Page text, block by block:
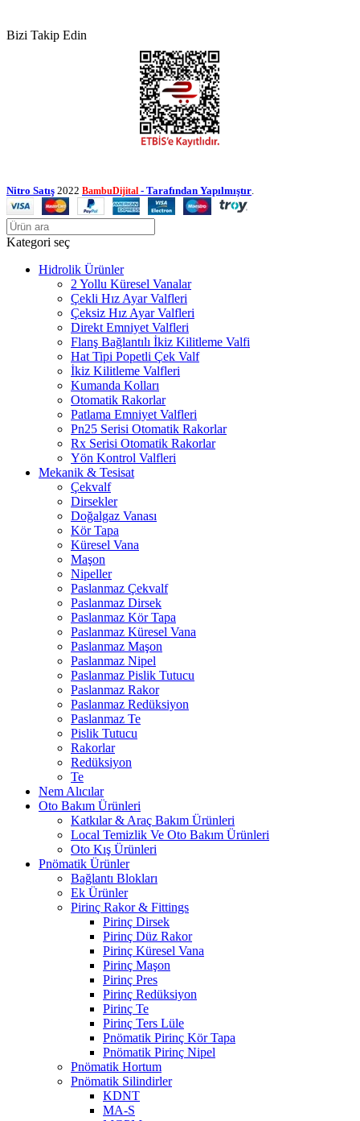
Bizi Takip Edin
Nitro Satış 2022 BambuDijital - Tarafından Yapılmıştır
Kategori seç
Hidrolik Ürünler
2 Yollu Küresel Vanalar
Çekli Hız Ayar Valfleri
Çeksiz Hız Ayar Valfleri
Direkt Emniyet Valfleri
Flanş Bağlantılı İkiz Kilitleme Valfi
Hat Tipi Popetli Çek Valf
İkiz Kilitleme Valfleri
Kumanda Kolları
Otomatik Rakorlar
Patlama Emniyet Valfleri
Pn25 Serisi Otomatik Rakorlar
Rx Serisi Otomatik Rakorlar
Yön Kontrol Valfleri
Mekanik & Tesisat
Çekvalf
Dirsekler
Doğalgaz Vanası
Kör Tapa
Küresel Vana
Maşon
Nipeller
Paslanmaz Çekvalf
Paslanmaz Dirsek
Paslanmaz Kör Tapa
Paslanmaz Küresel Vana
Paslanmaz Maşon
Paslanmaz Nipel
Paslanmaz Pislik Tutucu
Paslanmaz Rakor
Paslanmaz Redüksiyon
Paslanmaz Te
Pislik Tutucu
Rakorlar
Redüksiyon
Te
Nem Alıcılar
Oto Bakım Ürünleri
Katkılar & Araç Bakım Ürünleri
Local Temizlik Ve Oto Bakım Ürünleri
Oto Kış Ürünleri
Pnömatik Ürünler
Bağlantı Blokları
Ek Ürünler
Pirinç Rakor & Fittings
Pirinç Dirsek
Pirinç Düz Rakor
Pirinç Küresel Vana
Pirinç Maşon
Pirinç Pres
Pirinç Redüksiyon
Pirinç Te
Pirinç Ters Lüle
Pnömatik Pirinç Kör Tapa
Pnömatik Pirinç Nipel
Pnömatik Hortum
Pnömatik Silindirler
KDNT
MA-S